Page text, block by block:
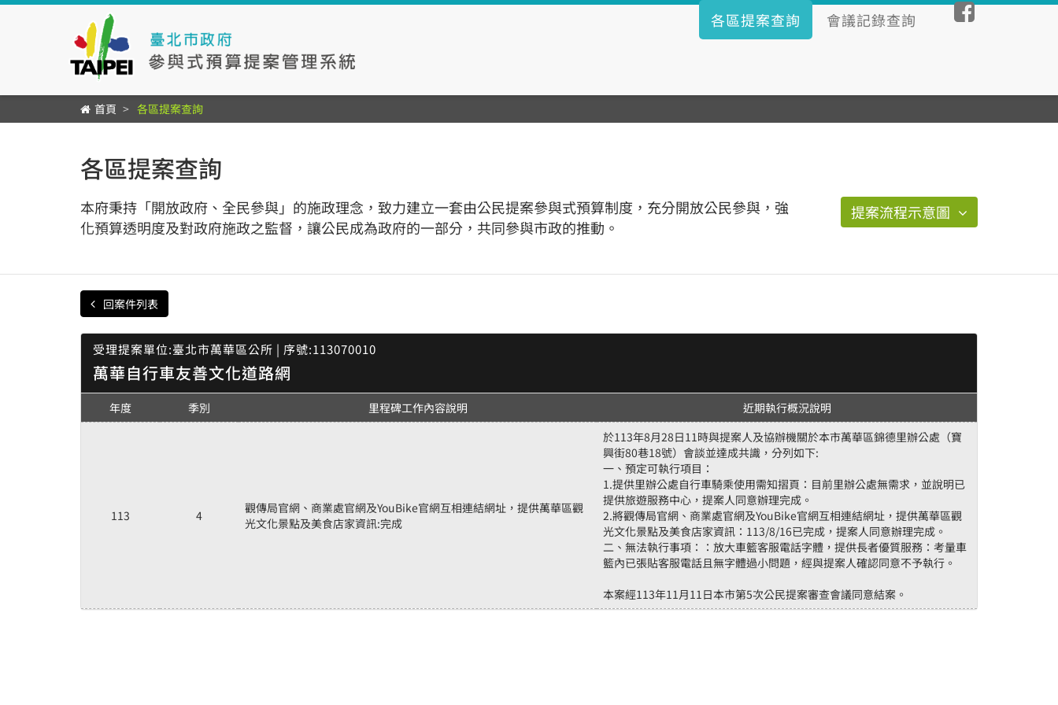
各區提案查詢 會議記錄查詢
首頁 各區提案查詢
各區提案查詢
本府秉持「開放政府、全民參與」的施政理念，致力建立一套由公民提案參與式預算制度，充分開放公民參與，強
化預算透明度及對政府施政之監督，讓公民成為政府的一部分，共同參與市政的推動。
提案流程示意圖
回案件列表
受理提案單位:臺北市萬華區公所 | 序號:113070010
萬華自行車友善文化道路網
年度 季別 里程碑工作內容說明 近期執行概況說明
113 4
觀傳局官網、商業處官網及YouBike官網互相連結網址，提供萬華區觀
光文化景點及美食店家資訊:完成
於113年8月28日11時與提案人及協辦機關於本市萬華區錦德里辦公處（寶
興街80巷18號）會談並達成共識，分列如下:
一、預定可執行項目：
1.提供里辦公處自行車騎乘使用需知摺頁：目前里辦公處無需求，並說明已
提供旅遊服務中心，提案人同意辦理完成。
2.將觀傳局官網、商業處官網及YouBike官網互相連結網址，提供萬華區觀
光文化景點及美食店家資訊：113/8/16已完成，提案人同意辦理完成。
二、無法執行事項：：放大車籃客服電話字體，提供長者優質服務：考量車
籃內已張貼客服電話且無字體過小問題，經與提案人確認同意不予執行。
本案經113年11月11日本市第5次公民提案審查會議同意結案。